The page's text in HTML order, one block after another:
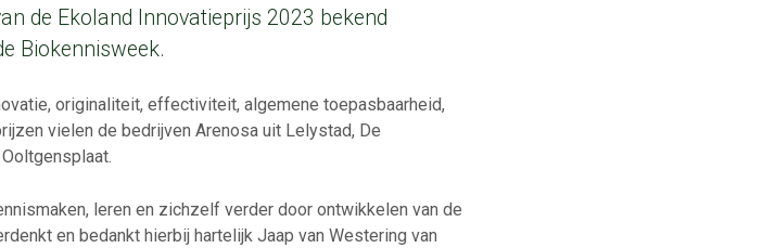
de Ekoland Innovatieprijs 2023 bekend
Biokennisweek.
originaliteit, effectiviteit, algemene toepasbaarheid,
vielen de bedrijven Arenosa uit Lelystad, De
leren en zichzelf verder door ontwikkelen van de
en bedankt hierbij hartelijk Jaap van Westering van